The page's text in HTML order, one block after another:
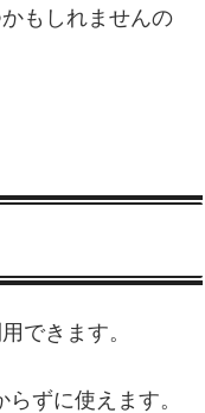
もしれませんの
できます。
ずに使えます。